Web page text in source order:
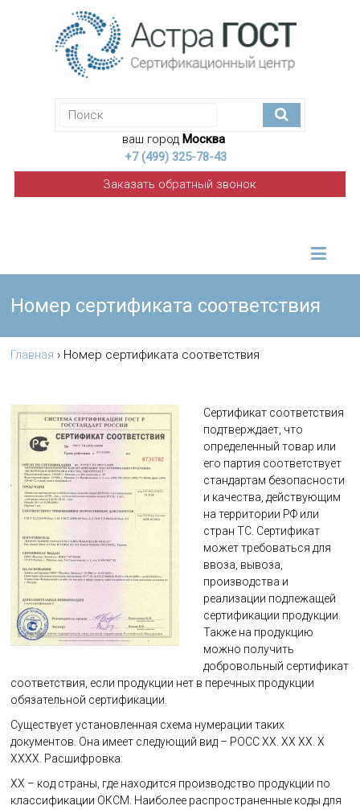
ваш город Москва
+7 (499) 325-78-43
Заказать обратный звонок
Номер сертификата соответствия
Главная › Номер сертификата соответствия
Сертификат соответствия
подтверждает, что
определенный товар или
его партия соответствует
стандартам безопасности
и качества, действующим
на территории РФ или
стран ТС. Сертификат
может требоваться для
ввоза, вывоза,
производства и
реализации подлежащей
сертификации продукции.
Также на продукцию
можно получить
добровольный сертификат
соответствия, если продукции нет в перечных продукции
обязательной сертификации.
Существует установленная схема нумерации таких
документов. Она имеет следующий вид – РОСС ХХ. ХХ ХХ. Х
ХХХХ. Расшифровка:
ХХ – код страны, где находится производство продукции по
классификации ОКСМ. Наиболее распространенные коды для